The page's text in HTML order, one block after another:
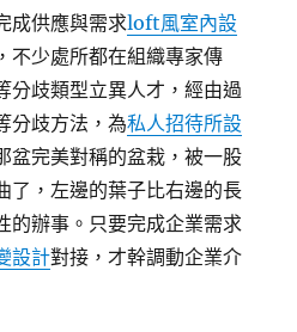
成供應與需求loft風室內設
不少處所都在組織專家傳
分歧類型立異人才，經由過
分歧方法，為私人招待所設
盆完美對稱的盆栽，被一股
了，左邊的葉子比右邊的長
的辦事。只要完成企業需求
設計對接，才幹調動企業介